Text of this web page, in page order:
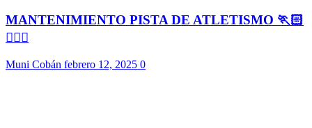
MANTENIMIENTO PISTA DE ATLETISMO 🏃🏻
🏃🏻‍♀️
Muni Cobán febrero 12, 2025 0